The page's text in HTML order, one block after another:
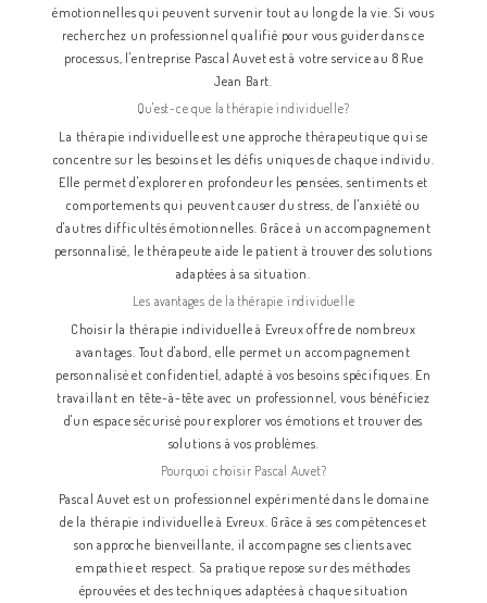
émotionnelles qui peuvent survenir tout au long de la vie. Si vous
recherchez un professionnel qualifié pour vous guider dans ce
processus, l'entreprise Pascal Auvet est à votre service au 8 Rue
Jean Bart.
Qu'est-ce que la thérapie individuelle?
La thérapie individuelle est une approche thérapeutique qui se
concentre sur les besoins et les défis uniques de chaque individu.
Elle permet d'explorer en profondeur les pensées, sentiments et
comportements qui peuvent causer du stress, de l'anxiété ou
d'autres difficultés émotionnelles. Grâce à un accompagnement
personnalisé, le thérapeute aide le patient à trouver des solutions
adaptées à sa situation.
Les avantages de la thérapie individuelle
Choisir la thérapie individuelle à Evreux offre de nombreux
avantages. Tout d'abord, elle permet un accompagnement
personnalisé et confidentiel, adapté à vos besoins spécifiques. En
travaillant en tête-à-tête avec un professionnel, vous bénéficiez
d'un espace sécurisé pour explorer vos émotions et trouver des
solutions à vos problèmes.
Pourquoi choisir Pascal Auvet?
Pascal Auvet est un professionnel expérimenté dans le domaine
de la thérapie individuelle à Evreux. Grâce à ses compétences et
son approche bienveillante, il accompagne ses clients avec
empathie et respect. Sa pratique repose sur des méthodes
éprouvées et des techniques adaptées à chaque situation